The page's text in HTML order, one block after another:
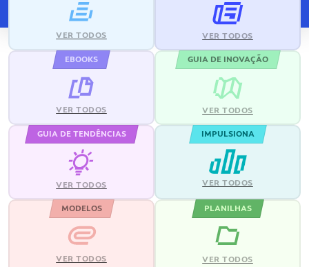
VER TODOS VER TODOS
EBOOKS
VER TODOS
GUIA DE INOVAÇÃO
VER TODOS
GUIA DE TENDÊNCIAS
VER TODOS
IMPULSIONA
VER TODOS
MODELOS
VER TODOS
PLANILHAS
VER TODOS